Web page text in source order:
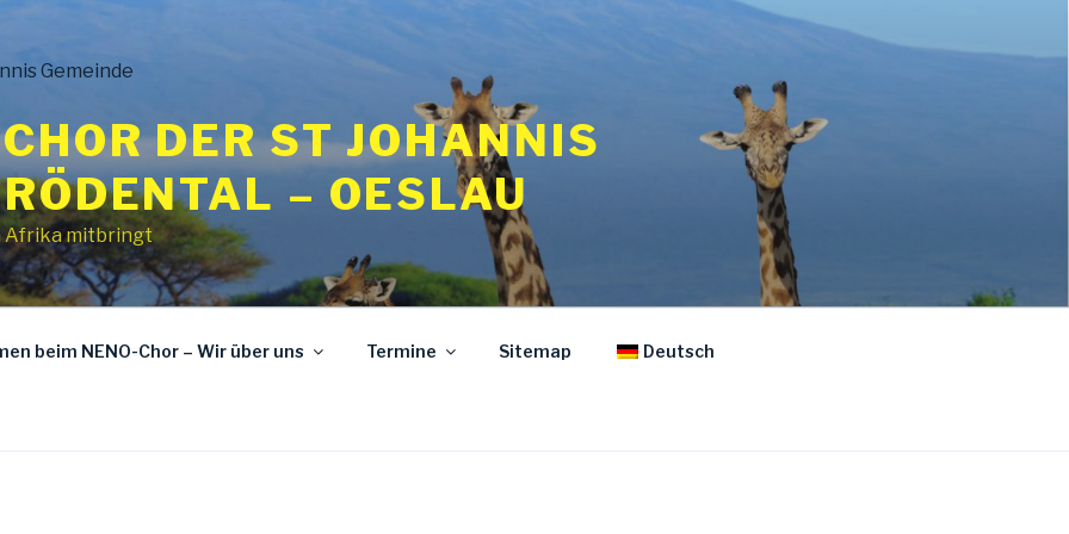
DER ST JOHANNIS
– OESLAU
Afrika mitbringt
beim NENO-Chor – Wir über uns Termine Sitemap Deutsch